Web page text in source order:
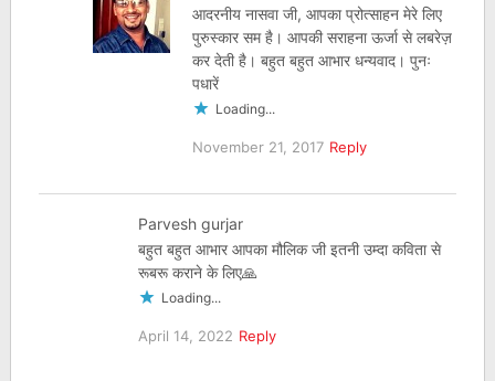
आदरनीय नासवा जी, आपका प्रोत्साहन मेरे लिए
पुरुस्कार सम है। आपकी सराहना ऊर्जा से लबरेज़
कर देती है। बहुत बहुत आभार धन्यवाद। पुनः
पधारें
Loading...
November 21, 2017 Reply
Parvesh gurjar
बहुत बहुत आभार आपका मौलिक जी इतनी उम्दा कविता से
रूबरू कराने के लिए🙏
Loading...
April 14, 2022 Reply